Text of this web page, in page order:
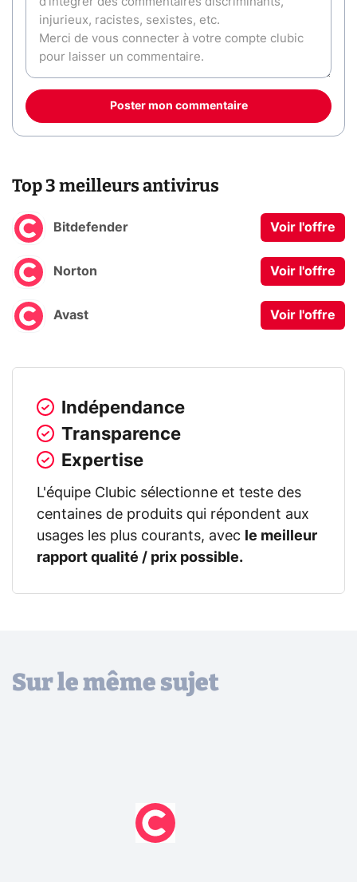
Poster mon commentaire
Top 3 meilleurs antivirus
Bitdefender Voir l'offre
Norton Voir l'offre
Avast Voir l'offre
Indépendance
Transparence
Expertise
L'équipe Clubic sélectionne et teste des
centaines de produits qui répondent aux
usages les plus courants, avec
le meilleur
rapport qualité / prix possible.
Sur le même sujet